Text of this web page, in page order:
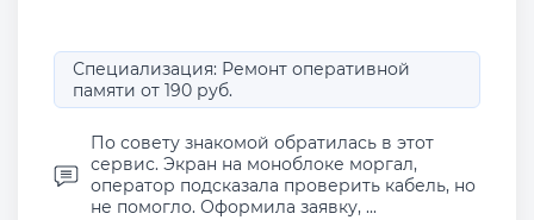
Специализация: Ремонт оперативной
памяти от 190 руб.
По совету знакомой обратилась в этот
сервис. Экран на моноблоке моргал,
оператор подсказала проверить кабель, но
не помогло. Оформила заявку, ...